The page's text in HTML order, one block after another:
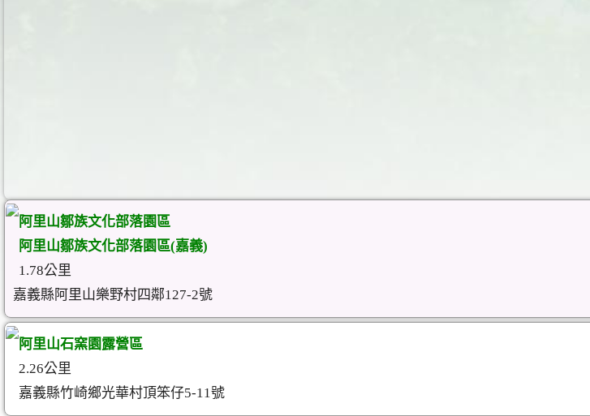
阿里山鄒族文化部落園區
阿里山鄒族文化部落園區(嘉義)
1.78公里
嘉義縣阿里山樂野村四鄰127-2號
阿里山石窯園露營區
2.26公里
嘉義縣竹崎鄉光華村頂笨仔5-11號